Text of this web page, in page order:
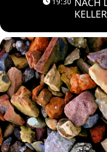
KELLER